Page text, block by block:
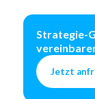
Strategie-
Jetzt